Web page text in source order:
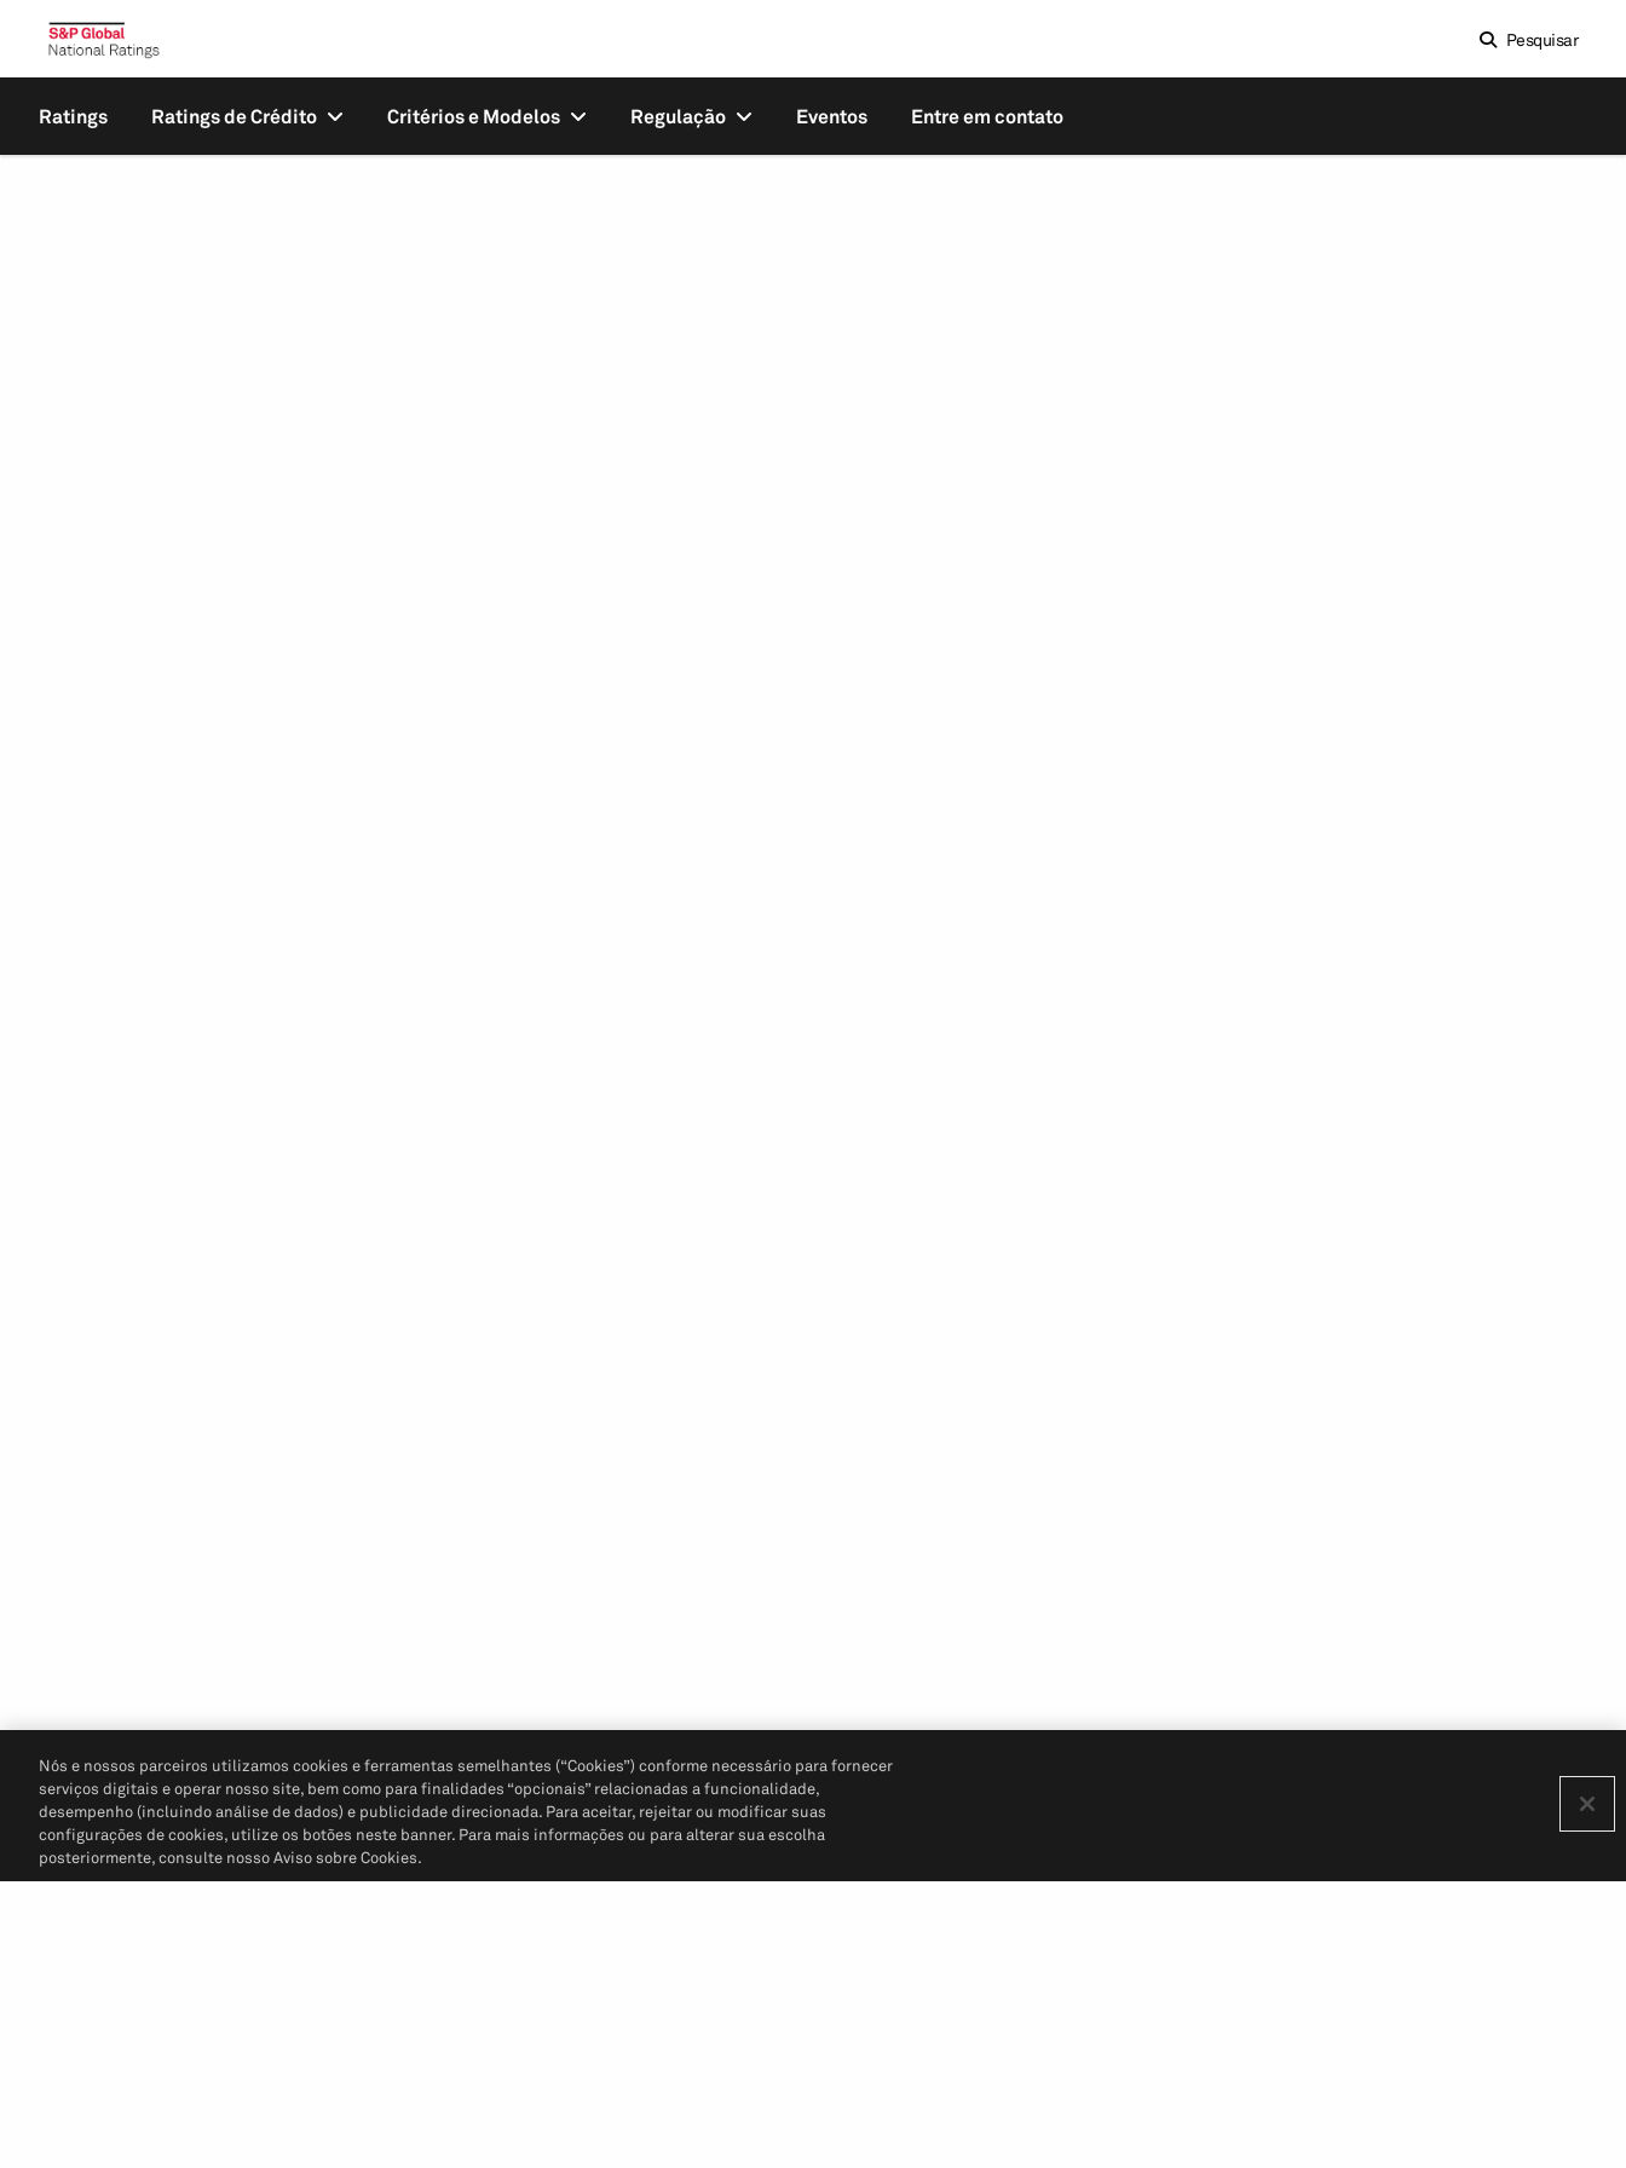
Pesquisar
Ratings Ratings de Crédito Critérios e Modelos Regulação Eventos Entre em contato
Nós e nossos parceiros utilizamos cookies e ferramentas semelhantes (“Cookies”) conforme necessário para fornecer
serviços digitais e operar nosso site, bem como para finalidades “opcionais” relacionadas a funcionalidade,
desempenho (incluindo análise de dados) e publicidade direcionada. Para aceitar, rejeitar ou modificar suas
configurações de cookies, utilize os botões neste banner. Para mais informações ou para alterar sua escolha
posteriormente, consulte nosso Aviso sobre Cookies.